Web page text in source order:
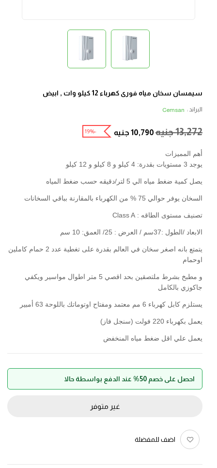
سيمسان سخان مياه فورى كهرباء 12 كيلو وات , ابيض
البراند : Cemsan
13,272جنيه 10,790 جنيه -19%
أهم المميزات
يوجد 3 مستويات بقدرة: 4 كيلو و 8 كيلو و 12 كيلو
يصل كمية ضغط مياه الي 5 لتر/دقيقه حسب ضغط المياه
السخان يوفر حوالي 75 % من الكهرباء بالمقارنة بباقي السخانات
تصنيف مستوى الطاقه : Class A
الابعاد /الطول :37سم / العرض : 25/ العمق: 10 سم
يتمتع بانه اصغر سخان في العالم بقدرة على تغطية عدد 2 حمام كاملين
اوحمام
و مطبخ بشرط ملتصقين بحد اقصي 5 متر اطوال مواسير ويكفي
جاكوزي بالكامل
يستلزم كابل كهرباء 6 مم معتمد ومفتاح اوتوماتك باللوحة 63 أمبير
يعمل بكهرباء 220 فولت (سنجل فاز)
يعمل علي اقل ضغط مياه المنخفض
احصل على خصم 50% عند الدفع بواسطة حالا
غير متوفر
اضف للمفضلة